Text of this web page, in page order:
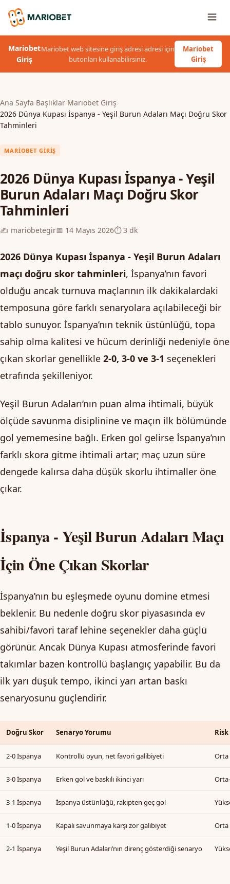
Mariobet
Giriş
Mariobet web sitesine giriş adresi adresi için
butonları kullanabilirsiniz.
Mariobet
Giriş
Ana Sayfa›Başlıklar›Mariobet Giriş›
2026 Dünya Kupası İspanya - Yeşil Burun Adaları Maçı Doğru Skor
Tahminleri
MARIOBET GIRIŞ
2026 Dünya Kupası İspanya - Yeşil
Burun Adaları Maçı Doğru Skor
Tahminleri
✍️ mariobetegir📅 14 Mayıs 2026⏱️ 3 dk
2026 Dünya Kupası İspanya - Yeşil Burun Adaları
maçı doğru skor tahminleri, İspanya’nın favori
olduğu ancak turnuva maçlarının ilk dakikalardaki
temposuna göre farklı senaryolara açılabileceği bir
tablo sunuyor. İspanya’nın teknik üstünlüğü, topa
sahip olma kalitesi ve hücum derinliği nedeniyle öne
çıkan skorlar genellikle 2-0, 3-0 ve 3-1 seçenekleri
etrafında şekilleniyor.
Yeşil Burun Adaları’nın puan alma ihtimali, büyük
ölçüde savunma disiplinine ve maçın ilk bölümünde
gol yememesine bağlı. Erken gol gelirse İspanya’nın
farklı skora gitme ihtimali artar; maç uzun süre
dengede kalırsa daha düşük skorlu ihtimaller öne
çıkar.
İspanya - Yeşil Burun Adaları Maçı
İçin Öne Çıkan Skorlar
İspanya’nın bu eşleşmede oyunu domine etmesi
beklenir. Bu nedenle doğru skor piyasasında ev
sahibi/favori taraf lehine seçenekler daha güçlü
görünür. Ancak Dünya Kupası atmosferinde favori
takımlar bazen kontrollü başlangıç yapabilir. Bu da
ilk yarı düşük tempo, ikinci yarı artan baskı
senaryosunu güçlendirir.
Doğru Skor Senaryo Yorumu
2-0 İspanya Kontrollü oyun, net favori galibiyeti Orta
3-0 İspanya Erken gol ve baskılı ikinci yarı
3-1 İspanya İspanya üstünlüğü, rakipten geç gol
1-0 İspanya Kapalı savunmaya karşı zor galibiyet Orta
2-1 İspanya Yeşil Burun Adaları’nın direnç gösterdiği senaryo